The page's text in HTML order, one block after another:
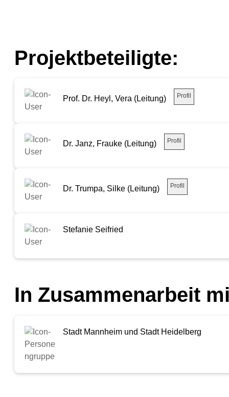
Projektbeteiligte:
Prof. Dr. Heyl, Vera (Leitung) Profil
Dr. Janz, Frauke (Leitung) Profil
Dr. Trumpa, Silke (Leitung) Profil
Stefanie Seifried
In Zusammenarbeit
Stadt Mannheim und Stadt Heidelberg